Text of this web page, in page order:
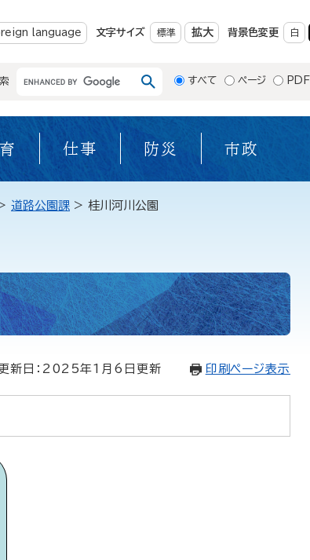
language 文字サイズ 標準 拡大 背景色変更 白
すべて ページ PDF
仕事 防災 市政
道路公園課 > 桂川河川公園
新日：2025年1月6日更新 印刷ページ表示